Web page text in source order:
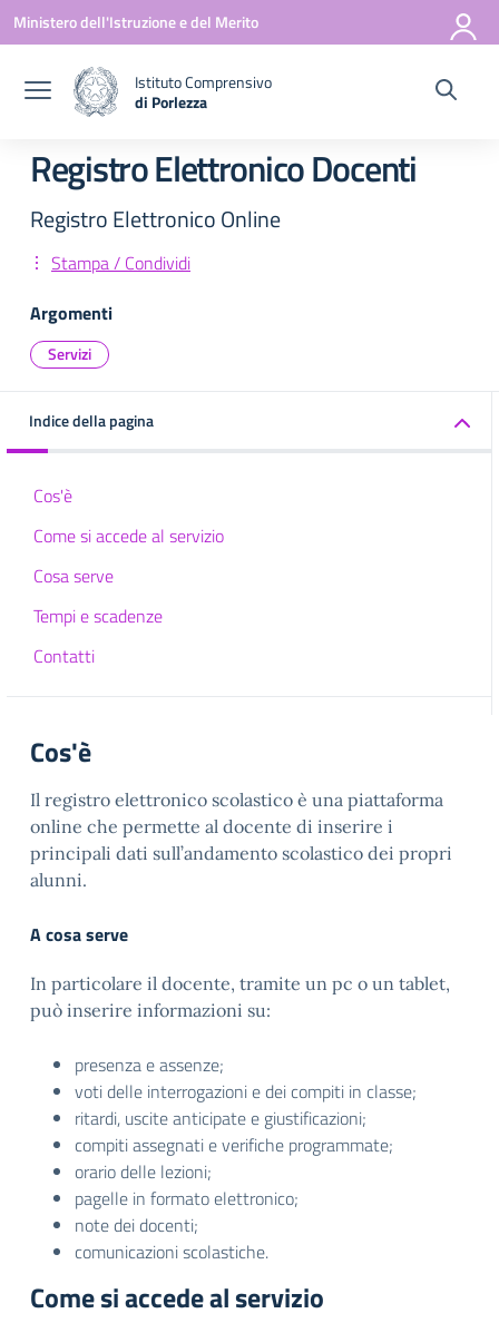
Vai ai contenuti
Vai al menu di navigazione
Vai al footer
Ministero dell'Istruzione e del Merito
Istituto Comprensivo
di Porlezza
Registro Elettronico Docenti
Registro Elettronico Online
Stampa / Condividi
Argomenti
Servizi
Indice della pagina
Cos'è
Come si accede al servizio
Cosa serve
Tempi e scadenze
Contatti
Cos'è
Il registro elettronico scolastico è una piattaforma
online che permette al docente di inserire i
principali dati sull’andamento scolastico dei propri
alunni.
A cosa serve
In particolare il docente, tramite un pc o un tablet,
può inserire informazioni su:
presenza e assenze;
voti delle interrogazioni e dei compiti in classe;
ritardi, uscite anticipate e giustificazioni;
compiti assegnati e verifiche programmate;
orario delle lezioni;
pagelle in formato elettronico;
note dei docenti;
comunicazioni scolastiche.
Come si accede al servizio